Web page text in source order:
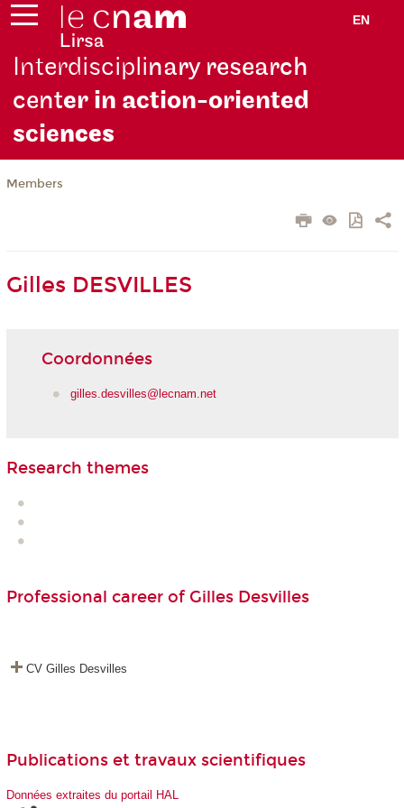
EN
Interdisciplinary research
center in action-oriented
sciences
Members
Gilles DESVILLES
Coordonnées
gilles.desvilles@lecnam.net
Research themes
Professional career of Gilles Desvilles
CV Gilles Desvilles
Publications et travaux scientifiques
Données extraites du portail HAL